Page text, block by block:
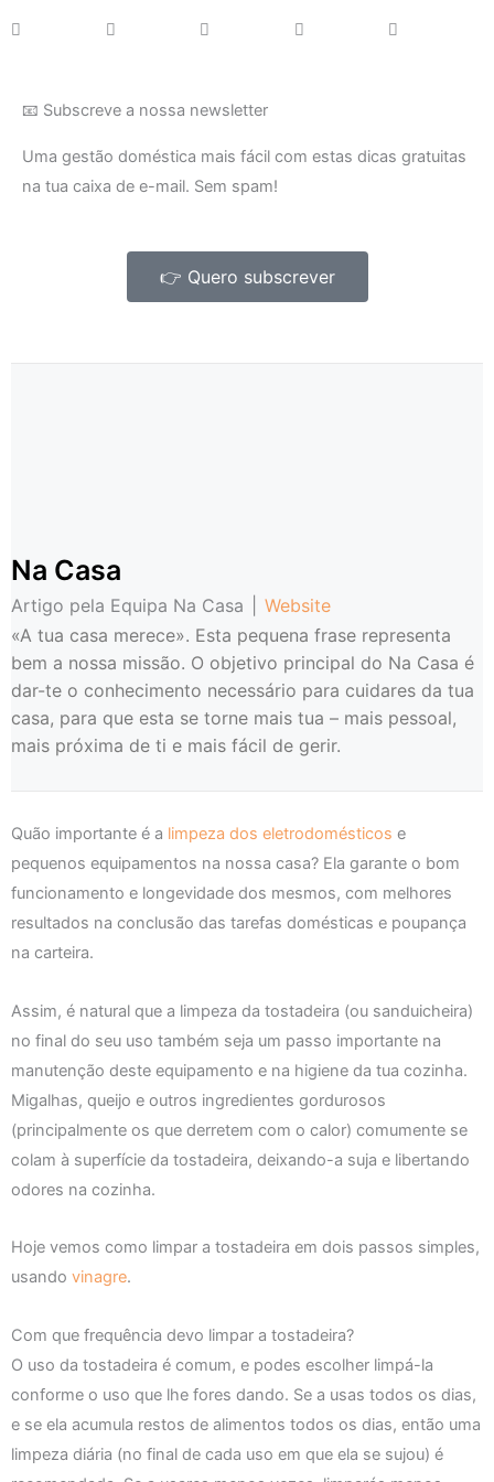
Na Casa
Artigo pela Equipa Na Casa
Website
«A tua casa merece». Esta pequena frase representa
bem a nossa missão. O objetivo principal do Na Casa é
dar-te o conhecimento necessário para cuidares da tua
casa, para que esta se torne mais tua – mais pessoal,
mais próxima de ti e mais fácil de gerir.
Quão importante é a limpeza dos eletrodomésticos e
pequenos equipamentos na nossa casa? Ela garante o bom
funcionamento e longevidade dos mesmos, com melhores
resultados na conclusão das tarefas domésticas e poupança
na carteira.
Assim, é natural que a limpeza da tostadeira (ou sanduicheira)
no final do seu uso também seja um passo importante na
manutenção deste equipamento e na higiene da tua cozinha.
Migalhas, queijo e outros ingredientes gordurosos
(principalmente os que derretem com o calor) comumente se
colam à superfície da tostadeira, deixando-a suja e libertando
odores na cozinha.
Hoje vemos como limpar a tostadeira em dois passos simples,
usando vinagre.
Com que frequência devo limpar a tostadeira?
O uso da tostadeira é comum, e podes escolher limpá-la
conforme o uso que lhe fores dando. Se a usas todos os dias,
e se ela acumula restos de alimentos todos os dias, então uma
limpeza diária (no final de cada uso em que ela se sujou) é
📧 Subscreve a nossa newsletter
Uma gestão doméstica mais fácil com estas dicas gratuitas
na tua caixa de e-mail. Sem spam!
👉 Quero subscrever